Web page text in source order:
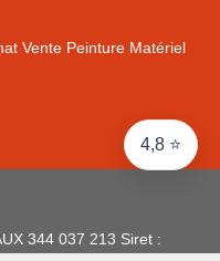
4,8 ⭐
Vente Peinture Matériel
344 037 213 Siret :